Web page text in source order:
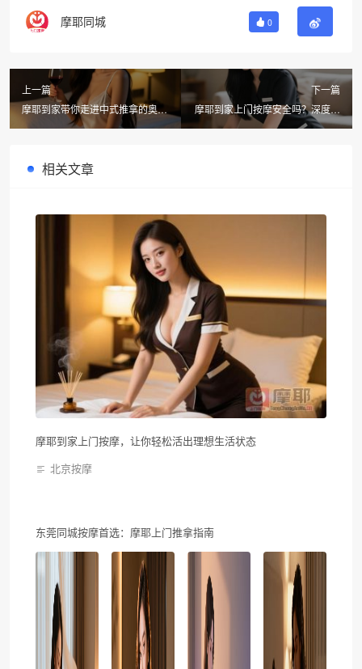
摩耶同城 0
上一篇
摩耶到家带你走进中式推拿的奥秘
下一篇
摩耶到家上门按摩安全吗？深度解
析居家放松新选择
相关文章
摩耶到家上门按摩，让你轻松活出理想生活状态
北京按摩
东莞同城按摩首选：摩耶上门推拿指南